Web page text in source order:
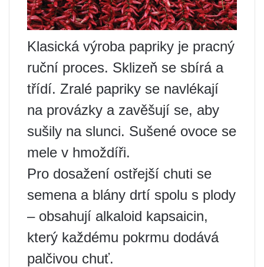
Klasická výroba papriky je pracný
ruční proces. Sklizeň se sbírá a
třídí. Zralé papriky se navlékají
na provázky a zavěšují se, aby
sušily na slunci. Sušené ovoce se
mele v hmoždíři.
Pro dosažení ostřejší chuti se
semena a blány drtí spolu s plody
– obsahují alkaloid kapsaicin,
který každému pokrmu dodává
palčivou chuť.